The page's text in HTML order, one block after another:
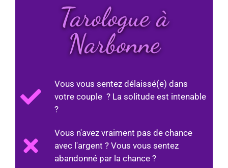
Tarologue à
Narbonne
Vous vous sentez délaissé(e) dans
votre couple ? La solitude est intenable
?
Vous n'avez vraiment pas de chance
avec l'argent ? Vous vous sentez
abandonné par la chance ?